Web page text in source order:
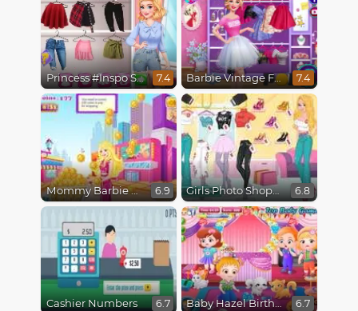
Princess #Inspo Social Media Adventure 7.4 Barbie Vintage Fair 7.4
Mommy Barbie Go Shopping 6.9 Girls Photo Shopping Dress-Up 6.8
Cashier Numbers 6.7 Baby Hazel Birthday Surprise 6.7